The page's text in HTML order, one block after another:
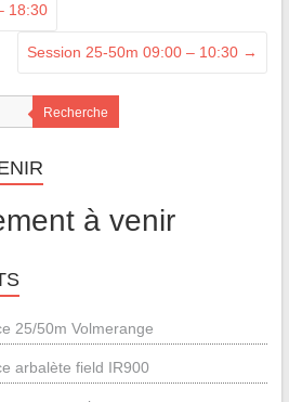
18:30
Session 25-50m 09:00 – 10:30 →
Recherche
à venir
25/50m Volmerange
arbalète field IR900